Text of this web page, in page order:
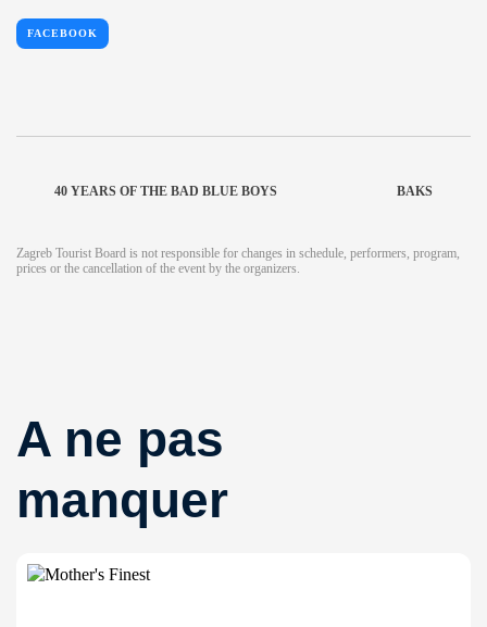
FACEBOOK
40 YEARS OF THE BAD BLUE BOYS BAKS
Zagreb Tourist Board is not responsible for changes in schedule, performers, program,
prices or the cancellation of the event by the organizers.
A ne pas
manquer